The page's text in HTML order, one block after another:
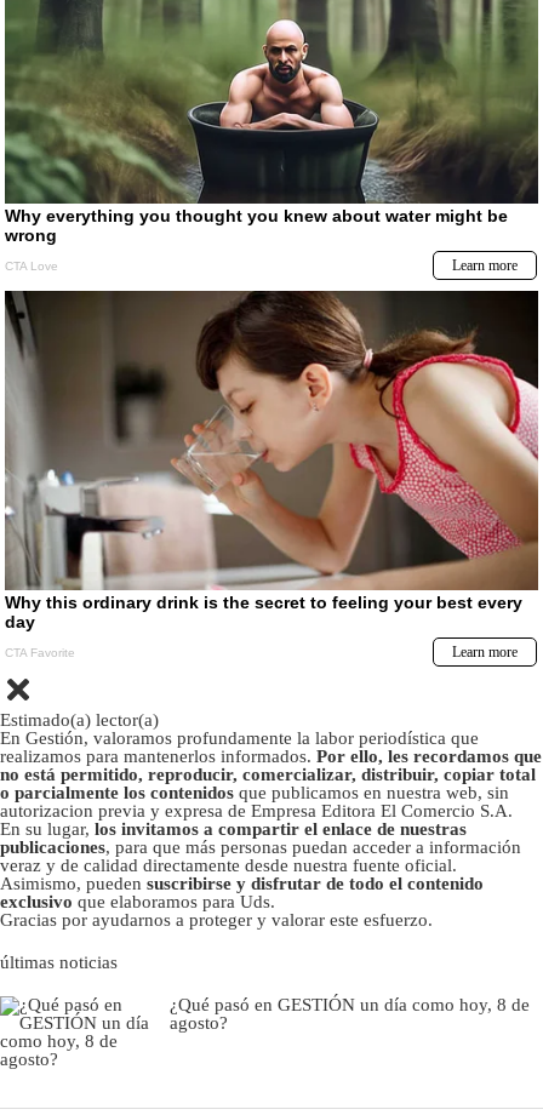
Estimado(a) lector(a)
En Gestión, valoramos profundamente la labor periodística que
realizamos para mantenerlos informados. Por ello, les recordamos que
no está permitido, reproducir, comercializar, distribuir, copiar total
o parcialmente los contenidos que publicamos en nuestra web, sin
autorizacion previa y expresa de Empresa Editora El Comercio S.A.
En su lugar, los invitamos a compartir el enlace de nuestras
publicaciones, para que más personas puedan acceder a información
veraz y de calidad directamente desde nuestra fuente oficial.
Asimismo, pueden suscribirse y disfrutar de todo el contenido
exclusivo que elaboramos para Uds.
Gracias por ayudarnos a proteger y valorar este esfuerzo.
últimas noticias
¿Qué pasó en GESTIÓN un día como hoy, 8 de
agosto?